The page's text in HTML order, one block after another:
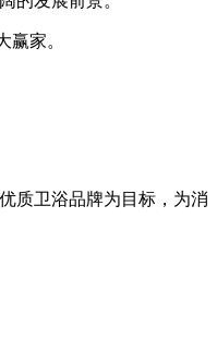
家。
质卫浴品牌为目标，为消